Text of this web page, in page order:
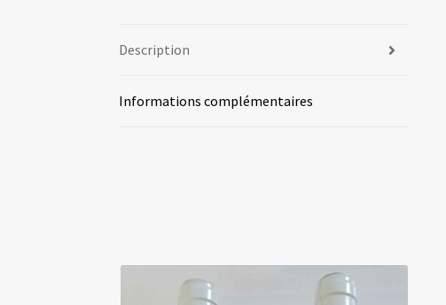
Description
Informations complémentaires